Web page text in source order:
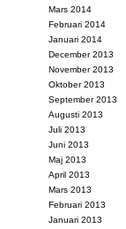
Mars 2014
Februari 2014
Januari 2014
December 2013
November 2013
Oktober 2013
September 2013
Augusti 2013
Juli 2013
Juni 2013
Maj 2013
April 2013
Mars 2013
Februari 2013
Januari 2013